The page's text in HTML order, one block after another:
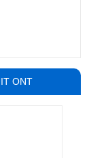
ONT